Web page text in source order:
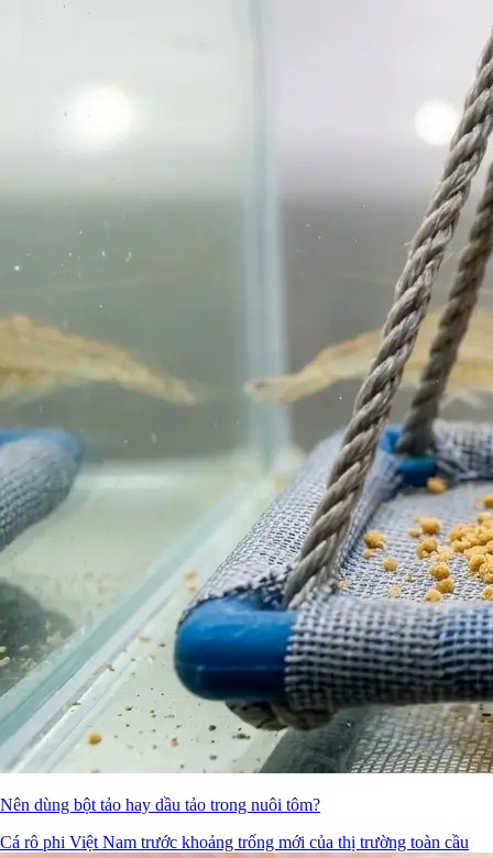
Nên dùng bột tảo hay dầu tảo trong nuôi tôm?
Cá rô phi Việt Nam trước khoảng trống mới của thị trường toàn cầu